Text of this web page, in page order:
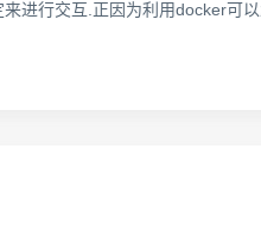
进行交互.正因为利用docker可